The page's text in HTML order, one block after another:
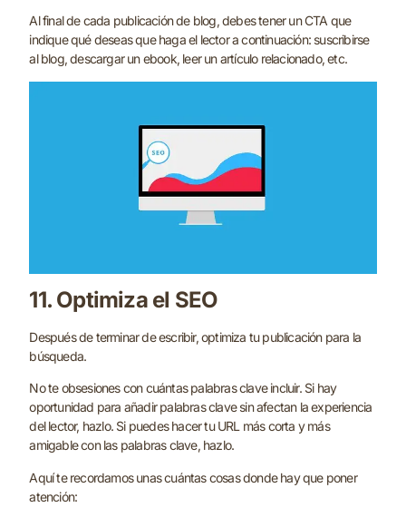
Al final de cada publicación de blog, debes tener un CTA que
indique qué deseas que haga el lector a continuación: suscribirse
al blog, descargar un ebook, leer un artículo relacionado, etc.
11. Optimiza el SEO
Después de terminar de escribir, optimiza tu publicación para la
búsqueda.
No te obsesiones con cuántas palabras clave incluir. Si hay
oportunidad para añadir palabras clave sin afectan la experiencia
del lector, hazlo. Si puedes hacer tu URL más corta y más
amigable con las palabras clave, hazlo.
Aquí te recordamos unas cuántas cosas donde hay que poner
atención: